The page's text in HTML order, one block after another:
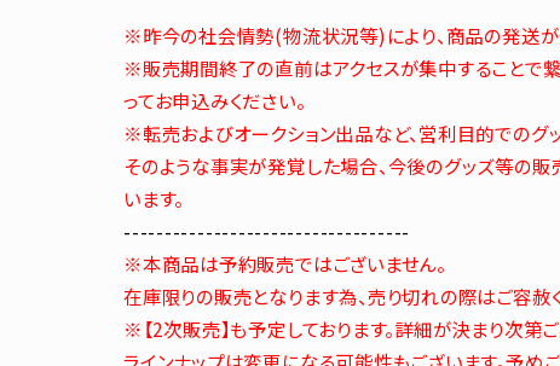
※昨今の社会情勢(物流状況等)により、商品の発送が
※販売期間終了の直前はアクセスが集中することで
ってお申込みください。
※転売およびオークション出品など、営利目的でのグ
そのような事実が発覚した場合、今後のグッズ等の
います。
-----------------------------------
※本商品は予約販売ではございません。
在庫限りの販売となります為、売り切れの際はご容赦
※【2次販売】も予定しております。詳細が決まり次第